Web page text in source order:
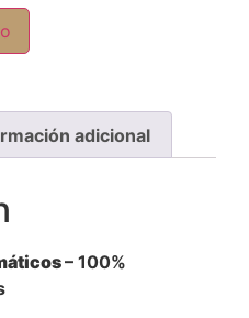
adicional
– 100%